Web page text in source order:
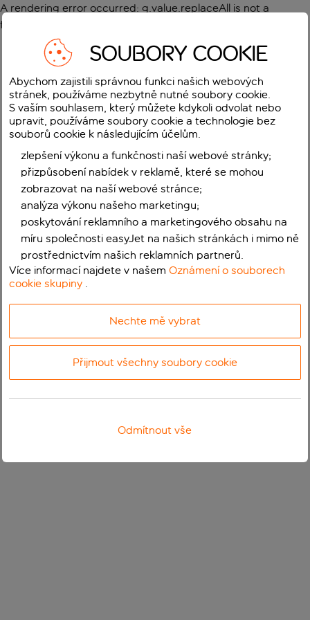
A rendering error occurred: g.value.replaceAll is not a
function
SOUBORY COOKIE
Abychom zajistili správnou funkci našich webových
stránek, používáme nezbytně nutné soubory cookie.
S vaším souhlasem, který můžete kdykoli odvolat nebo
upravit, používáme soubory cookie a technologie bez
souborů cookie k následujícím účelům.
zlepšení výkonu a funkčnosti naší webové stránky;
přizpůsobení nabídek v reklamě, které se mohou
zobrazovat na naší webové stránce;
analýza výkonu našeho marketingu;
poskytování reklamního a marketingového obsahu na
míru společnosti easyJet na našich stránkách i mimo ně
prostřednictvím našich reklamních partnerů.
Více informací najdete v našemOznámení o souborech
cookie skupiny .
Nechte mě vybrat
Přijmout všechny soubory cookie
Odmítnout vše